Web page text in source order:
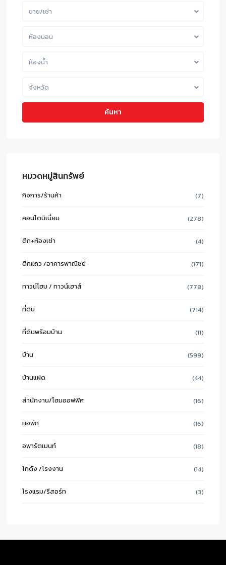
ขาย/เช่า
ห้องนอน
ห้องน้ำ
จังหวัด
ค้นหา
หมวดหมู่สินทรัพย์
กิจการ/ร้านค้า (7)
คอนโดมิเนี่ยม (278)
ตึก+ห้องเช่า (4)
ตึกแถว /อาคารพาณิชย์ (171)
ทาวน์โฮม / ทาวน์เฮาส์ (778)
ที่ดิน (714)
ที่ดินพร้อมบ้าน (11)
บ้าน (599)
บ้านแฝด (44)
สำนักงาน/โฮมออฟฟิศ (16)
หอพัก (16)
อพาร์ตเมนท์ (18)
โกดัง /โรงงาน (14)
โรงแรม/รีสอร์ท (3)